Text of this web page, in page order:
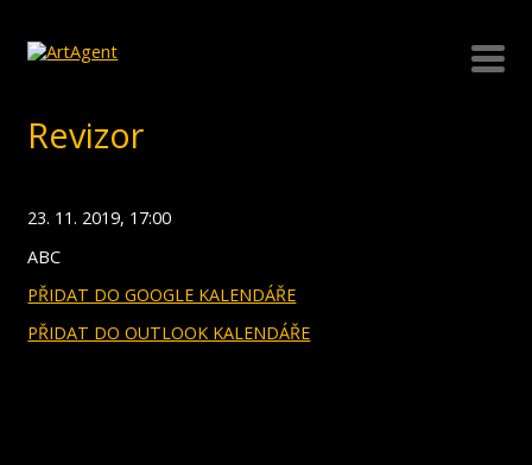
Revizor
23. 11. 2019, 17:00
ABC
PŘIDAT DO GOOGLE KALENDÁŘE
PŘIDAT DO OUTLOOK KALENDÁŘE